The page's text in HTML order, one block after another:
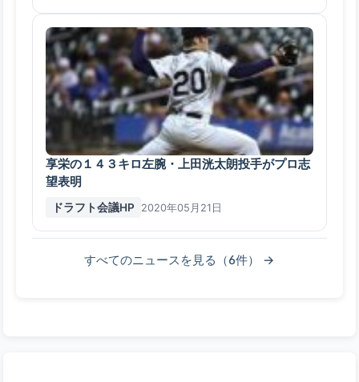
享栄の１４３キロ左腕・上田洸太朗投手がプロ志
望表明
ドラフト会議HP 2020年05月21日
すべてのニュースを見る（6件） →